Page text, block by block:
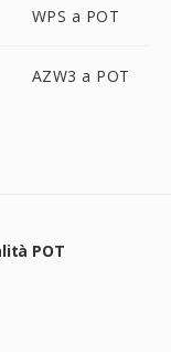
WPS a POT
AZW3 a POT
POT